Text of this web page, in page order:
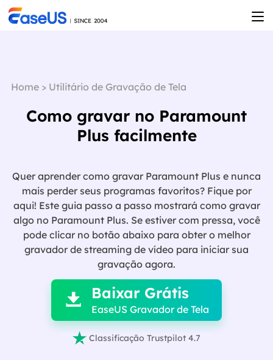
Home> Utilitário de Gravação de Tela
Como gravar no Paramount
Plus facilmente
Quer aprender como gravar Paramount Plus e nunca
mais perder seus programas favoritos? Fique por
aqui! Este guia passo a passo mostrará como gravar
algo no Paramount Plus. Se estiver com pressa, você
pode clicar no botão abaixo para obter o melhor
gravador de streaming de vídeo para iniciar sua
gravação agora.

 Baixar Grátis
EaseUS Gravador de Tela
 Classificação Trustpilot 4.7